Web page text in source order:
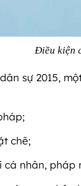
Điều kiện
sự 2015,
chẽ;
cá nhân,